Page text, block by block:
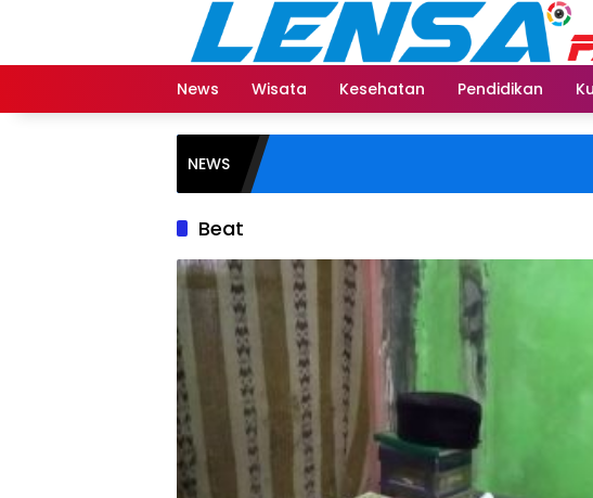
News
Wisata Kesehatan Pendidikan
NEWS
Beat